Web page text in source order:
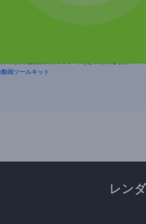
プリセットは次に示すテンプレートを使って作りました。
画ツールキット
レン